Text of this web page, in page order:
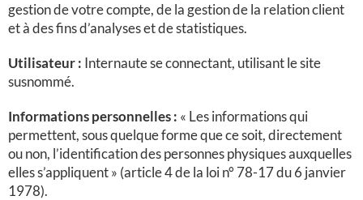
gestion de votre compte, de la gestion de la relation client
et à des fins d’analyses et de statistiques.
Utilisateur : Internaute se connectant, utilisant le site
susnommé.
Informations personnelles : « Les informations qui
permettent, sous quelque forme que ce soit, directement
ou non, l’identification des personnes physiques auxquelles
elles s’appliquent » (article 4 de la loi n° 78-17 du 6 janvier
1978).